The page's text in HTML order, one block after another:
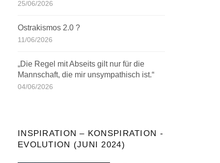
25/06/2026
Ostrakismos 2.0 ?
11/06/2026
„Die Regel mit Abseits gilt nur für die
Mannschaft, die mir unsympathisch ist.“
04/06/2026
INSPIRATION – KONSPIRATION -
EVOLUTION (JUNI 2024)